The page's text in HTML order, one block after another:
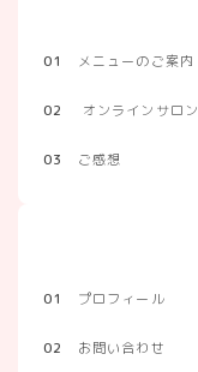
01 メニューのご案内
02 オンラインサロン
03 ご感想
01 プロフィール
02 お問い合わせ